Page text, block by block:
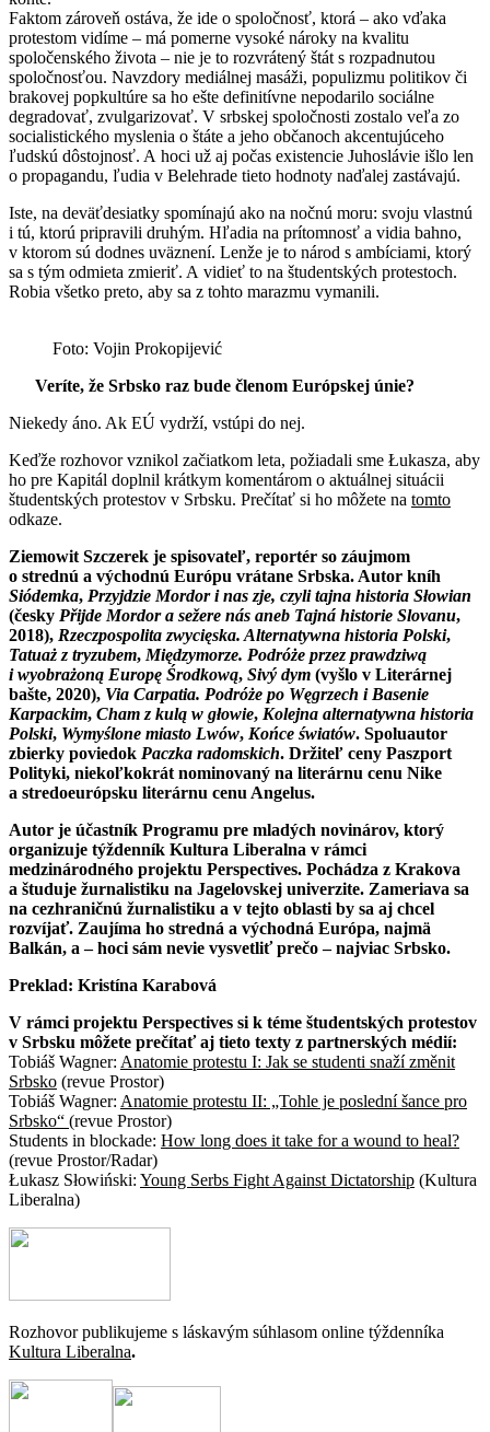
Faktom zároveň ostáva, že ide o spoločnosť, ktorá – ako vďaka
protestom vidíme – má pomerne vysoké nároky na kvalitu
spoločenského života – nie je to rozvrátený štát s rozpadnutou
spoločnosťou. Navzdory mediálnej masáži, populizmu politikov či
brakovej popkultúre sa ho ešte definitívne nepodarilo sociálne
degradovať, zvulgarizovať. V srbskej spoločnosti zostalo veľa zo
socialistického myslenia o štáte a jeho občanoch akcentujúceho
ľudskú dôstojnosť. A hoci už aj počas existencie Juhoslávie išlo len
o propagandu, ľudia v Belehrade tieto hodnoty naďalej zastávajú.
Iste, na deväťdesiatky spomínajú ako na nočnú moru: svoju vlastnú
i tú, ktorú pripravili druhým. Hľadia na prítomnosť a vidia bahno,
v ktorom sú dodnes uväznení. Lenže je to národ s ambíciami, ktorý
sa s tým odmieta zmieriť. A vidieť to na študentských protestoch.
Robia všetko preto, aby sa z tohto marazmu vymanili.
Foto: Vojin Prokopijević
Veríte, že Srbsko raz bude členom Európskej únie?
Niekedy áno. Ak EÚ vydrží, vstúpi do nej.
Keďže rozhovor vznikol začiatkom leta, požiadali sme Łukasza, aby
ho pre Kapitál doplnil krátkym komentárom o aktuálnej situácii
študentských protestov v Srbsku. Prečítať si ho môžete na tomto
odkaze.
Ziemowit Szczerek je spisovateľ, reportér so záujmom
o strednú a východnú Európu vrátane Srbska. Autor kníh
Siódemka, Przyjdzie Mordor i nas zje, czyli tajna historia Słowian
(česky Přijde Mordor a sežere nás aneb Tajná historie Slovanu,
2018), Rzeczpospolita zwycięska. Alternatywna historia Polski,
Tatuaż z tryzubem, Międzymorze. Podróże przez prawdziwą
i wyobrażoną Europę Środkową, Sivý dym (vyšlo v Literárnej
bašte, 2020), Via Carpatia. Podróże po Węgrzech i Basenie
Karpackim, Cham z kulą w głowie, Kolejna alternatywna historia
Polski, Wymyślone miasto Lwów, Końce światów. Spoluautor
zbierky poviedok Paczka radomskich. Držiteľ ceny Paszport
Polityki, niekoľkokrát nominovaný na literárnu cenu Nike
a stredoeurópsku literárnu cenu Angelus.
Autor je účastník Programu pre mladých novinárov, ktorý
organizuje týždenník Kultura Liberalna v rámci
medzinárodného projektu Perspectives. Pochádza z Krakova
a študuje žurnalistiku na Jagelovskej univerzite. Zameriava sa
na cezhraničnú žurnalistiku a v tejto oblasti by sa aj chcel
rozvíjať. Zaujíma ho stredná a východná Európa, najmä
Balkán, a – hoci sám nevie vysvetliť prečo – najviac Srbsko.
Preklad: Kristína Karabová
V rámci projektu Perspectives si k téme študentských protestov
v Srbsku môžete prečítať aj tieto texty z partnerských médií:
Tobiáš Wagner: Anatomie protestu I: Jak se studenti snaží změnit
Srbsko (revue Prostor)
Tobiáš Wagner: Anatomie protestu II: „Tohle je poslední šance pro
Srbsko“ (revue Prostor)
Students in blockade: How long does it take for a wound to heal?
(revue Prostor/Radar)
Łukasz Słowiński: Young Serbs Fight Against Dictatorship (Kultura
Liberalna)
Rozhovor publikujeme s láskavým súhlasom online týždenníka
Kultura Liberalna.